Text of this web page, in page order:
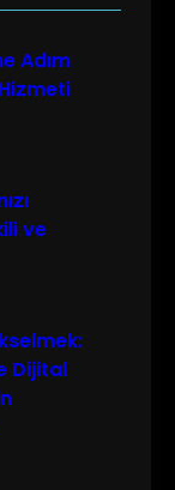
Adım
ve
Dijital